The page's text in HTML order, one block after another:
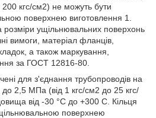
кгс/см2) не можуть бути
поверхнею виготовлення 1.
розміри ущільнювальних поверхонь
вимоги, матеріал фланців,
а також маркування,
за ГОСТ 12816-80.
для з'єднання трубопроводів на
2,5 МПа (від 1 кгс/см2 до 25 кгс/
від -30 °C до +300 С. Кільця
поверхнею